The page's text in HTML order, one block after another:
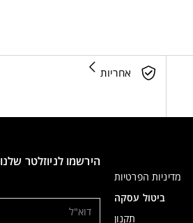
אחריות
מדיניות הפרטיות
ביטול עסקה
תקנון
הירשמו לניוזלטר שלנו